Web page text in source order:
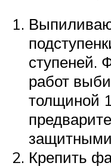
ступеней.
работ
толщиной
Крепить